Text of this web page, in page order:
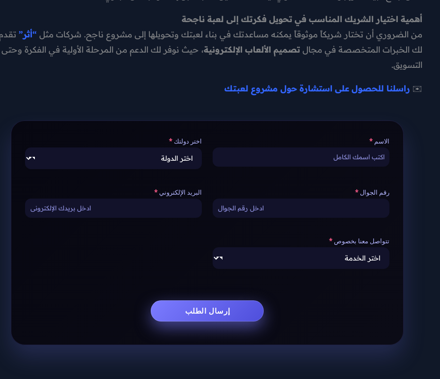
أهمية اختيار الشريك المناسب في تحويل فكرتك إلى لعبة ناجحة
من الضروري أن تختار شريكاً موثوقاً يمكنه مساعدتك في بناء لعبتك وتحويلها إلى مشروع ناجح. شركات مثل “أثر”
لك الخبرات المتخصصة في مجال تصميم الألعاب الإلكترونية، حيث نوفر لك الدعم من المرحلة الأولية في الفكرة وحتى
التسويق.
✉️ راسلنا للحصول على استشارة حول مشروع لعبتك
الاسم اختر دولتك
رقم الجوال البريد الإلكتروني
تتواصل معنا بخصوص